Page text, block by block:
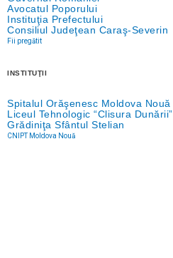
Avocatul Poporului
Instituţia Prefectului
Consiliul Judeţean Caraş-Severin
Fii pregătit
INSTITUŢII
Spitalul Orăşenesc Moldova Nouă
Liceul Tehnologic “Clisura Dunării”
Grădiniţa Sfântul Stelian
CNIPT Moldova Nouă